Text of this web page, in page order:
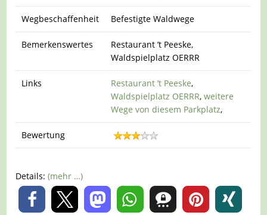
Wegbeschaffenheit Befestigte Waldwege
Bemerkenswertes
Restaurant ’t Peeske,
Waldspielplatz OERRR
Links Restaurant ’t Peeske,
Waldspielplatz OERRR,weitere
Wege von diesem Parkplatz,
Bewertung
Details:(mehr …)
0